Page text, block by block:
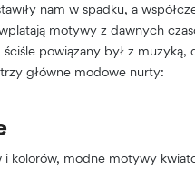
nam w spadku, a
motywy z dawnych
powiązany był z muzyką,
główne modowe nurty:
i kolorów, modne motywy